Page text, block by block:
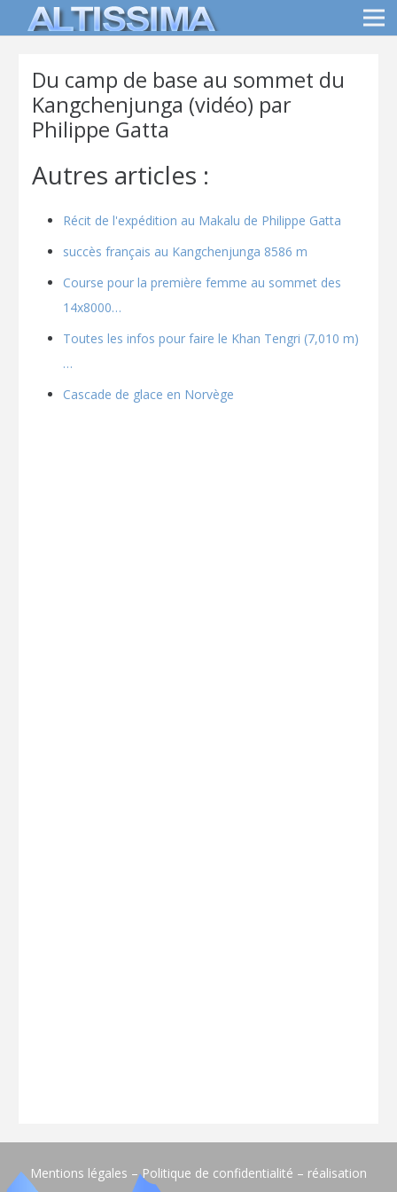
Du camp de base au sommet du
Kangchenjunga (vidéo) par
Philippe Gatta
Autres articles :
Récit de l'expédition au Makalu de Philippe Gatta
succès français au Kangchenjunga 8586 m
Course pour la première femme au sommet des
14x8000…
Toutes les infos pour faire le Khan Tengri (7,010 m)
…
Cascade de glace en Norvège
Mentions légales – Politique de confidentialité – réalisation